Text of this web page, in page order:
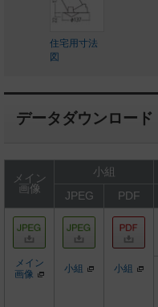
住宅用寸法
図
データダウンロード
メイン
画像
小組
JPEG
PDF
メイン
画像
小組 小組